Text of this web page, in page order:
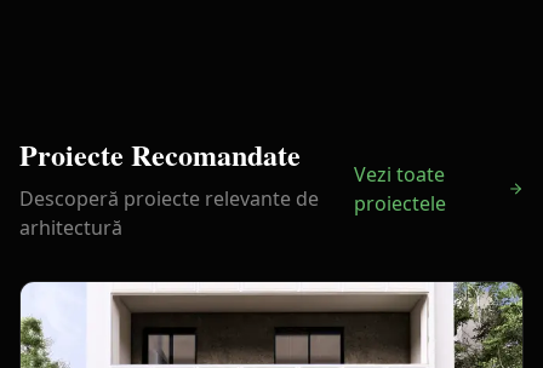
Proiecte Recomandate
Descoperă proiecte relevante de
arhitectură
Vezi toate
proiectele